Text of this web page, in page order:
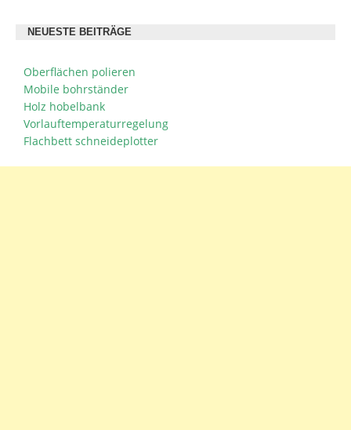
NEUESTE BEITRÄGE
Oberflächen polieren
Mobile bohrständer
Holz hobelbank
Vorlauftemperaturregelung
Flachbett schneideplotter